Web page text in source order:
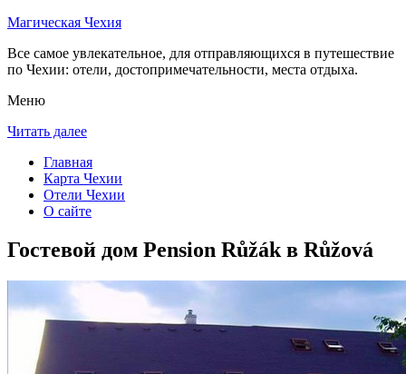
Магическая Чехия
Все самое увлекательное, для отправляющихся в путешествие
по Чехии: отели, достопримечательности, места отдыха.
Меню
Читать далее
Главная
Карта Чехии
Отели Чехии
О сайте
Гостевой дом Pension Růžák в Růžová